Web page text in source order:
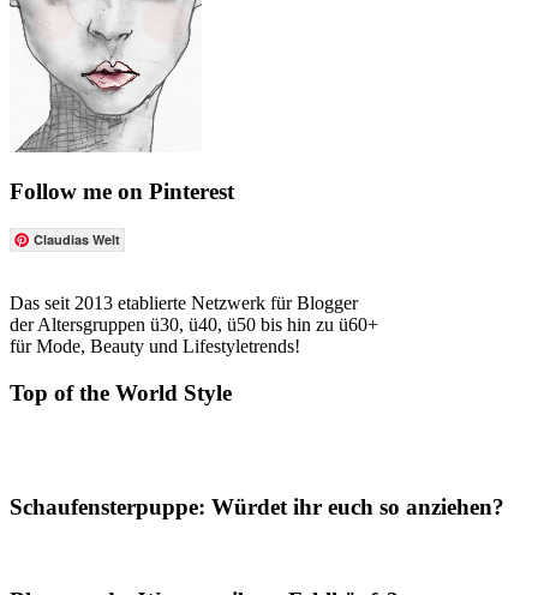
Follow me on Pinterest
Claudias Welt
Das seit 2013 etablierte Netzwerk für Blogger
der Altersgruppen ü30, ü40, ü50 bis hin zu ü60+
für Mode, Beauty und Lifestyletrends!
Top of the World Style
Schaufensterpuppe: Würdet ihr euch so anziehen?